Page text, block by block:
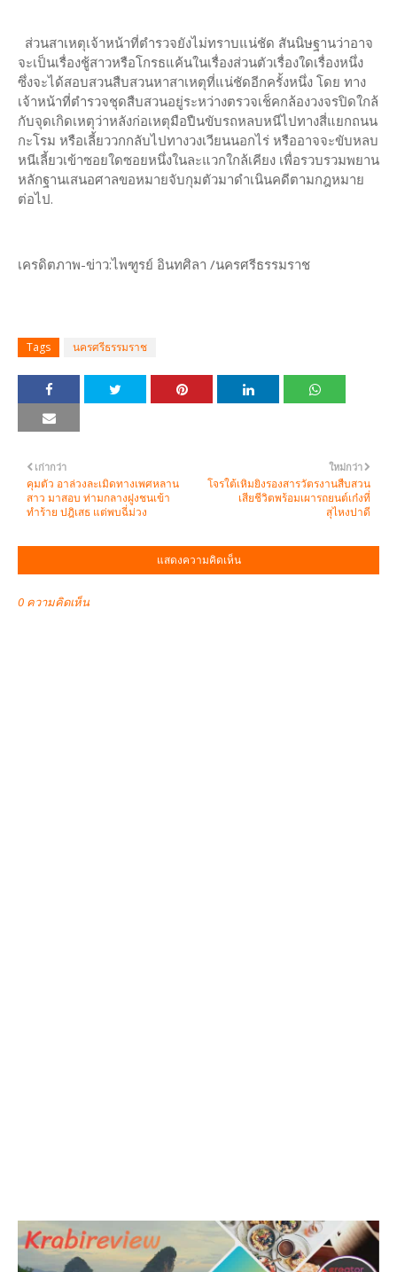
ส่วนสาเหตุเจ้าหน้าที่ตำรวจยังไม่ทราบแน่ชัด สันนิษฐานว่าอาจ
จะเป็นเรื่องชู้สาวหรือโกรธแค้นในเรื่องส่วนตัวเรื่องใดเรื่องหนึ่ง
ซึ่งจะได้สอบสวนสืบสวนหาสาเหตุที่แน่ชัดอีกครั้งหนึ่ง โดย ทาง
เจ้าหน้าที่ตำรวจชุดสืบสวนอยู่ระหว่างตรวจเช็คกล้องวงจรปิดใกล้
กับจุดเกิดเหตุว่าหลังก่อเหตุมือปืนขับรถหลบหนีไปทางสี่แยกถนน
กะโรม หรือเลี้ยววกกลับไปทางวงเวียนนอกไร่ หรืออาจจะขับหลบ
หนีเลี้ยวเข้าซอยใดซอยหนึ่งในละแวกใกล้เคียง เพื่อรวบรวมพยาน
หลักฐานเสนอศาลขอหมายจับกุมตัวมาดำเนินคดีตามกฎหมาย
ต่อไป.
เครดิตภาพ-ข่าว:ไพฑูรย์ อินทศิลา /นครศรีธรรมราช
Tags นครศรีธรรมราช
ใหม่กว่า
โจรใต้เหิมยิงรองสารวัตรงานสืบสวน
เสียชีวิตพร้อมเผารถยนต์เก๋งที่
สุไหงปาดี
เก่ากว่า
คุมตัว อาล่วงละเมิดทางเพศหลาน
สาว มาสอบ ท่ามกลางฝูงชนเข้า
ทำร้าย ปฎิเสธ แต่พบฉี่ม่วง
แสดงความคิดเห็น
0 ความคิดเห็น